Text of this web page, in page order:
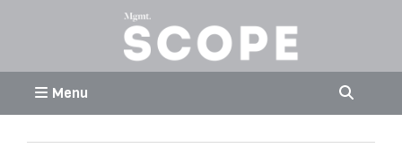
Menu